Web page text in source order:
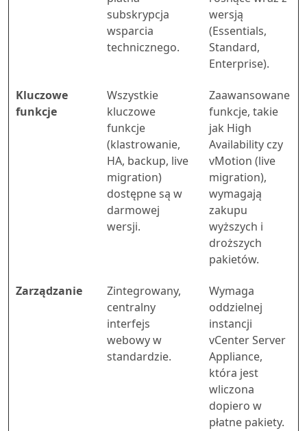
subskrypcja
wsparcia
technicznego.
wersją
(Essentials,
Standard,
Enterprise).
Kluczowe
funkcje
Wszystkie
kluczowe
funkcje
(klastrowanie,
HA, backup, live
migration)
dostępne są w
darmowej
wersji.
Zaawansowane
funkcje, takie
jak High
Availability czy
vMotion (live
migration),
wymagają
zakupu
wyższych i
droższych
pakietów.
Zarządzanie
Zintegrowany,
centralny
interfejs
webowy w
standardzie.
Wymaga
oddzielnej
instancji
vCenter Server
Appliance,
która jest
wliczona
dopiero w
płatne pakiety.